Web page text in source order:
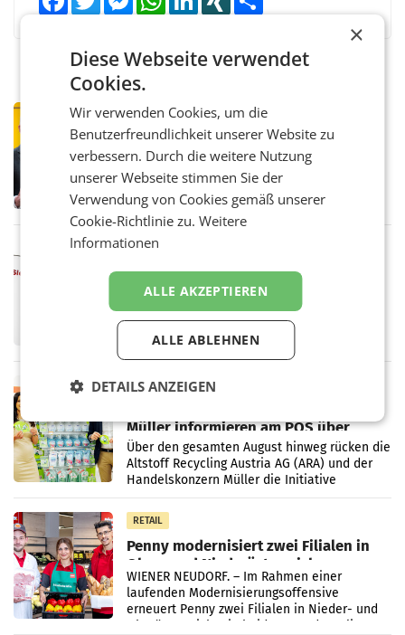
PRIMENEWS
Österreichische Post: Umsatzplus im
ersten Halbjahr trotz schwachem
Briefgeschäft
WIEN Die Österreichische Post AG hat im
ersten Halbjahr 2026 einen Konzernumsatz
von 1.544,0 Mio. EUR erwirtschaftet, was
einem Plus von 3,8 Prozent gegenüber dem
Vergleichszeitraum
MARKETING & MEDIA
ProSiebenSat.1 spart und macht
überraschend viel Gewinn
UNTERFÖHRING/MAILAND/AMSTERDAM. Der
Fernsehkonzern ProSiebenSat.1 hat im
Frühjahr dank Kostensenkungen operativ
wieder Gewinn gemacht und die
RETAIL
Müller informieren am POS über
Kreislauffähigkeit
Über den gesamten August hinweg rücken die
Altstoff Recycling Austria AG (ARA) und der
Handelskonzern Müller die Initiative
„Kreislauf-Helden“ in allen österreichischen
Müller-Filialen
RETAIL
Penny modernisiert zwei Filialen in
Ober- und Niederösterreich
WIENER NEUDORF. – Im Rahmen einer
laufenden Modernisierungsoffensive
erneuert Penny zwei Filialen in Nieder- und
Oberösterreich. Die beiden Standorte liegen
×
Diese Webseite verwendet
Cookies.
Wir verwenden Cookies, um die
Benutzerfreundlichkeit unserer Website zu
verbessern. Durch die weitere Nutzung
unserer Webseite stimmen Sie der
Verwendung von Cookies gemäß unserer
Cookie-Richtlinie zu.Weitere
Informationen
ALLE AKZEPTIEREN
ALLE ABLEHNEN
DETAILS ANZEIGEN